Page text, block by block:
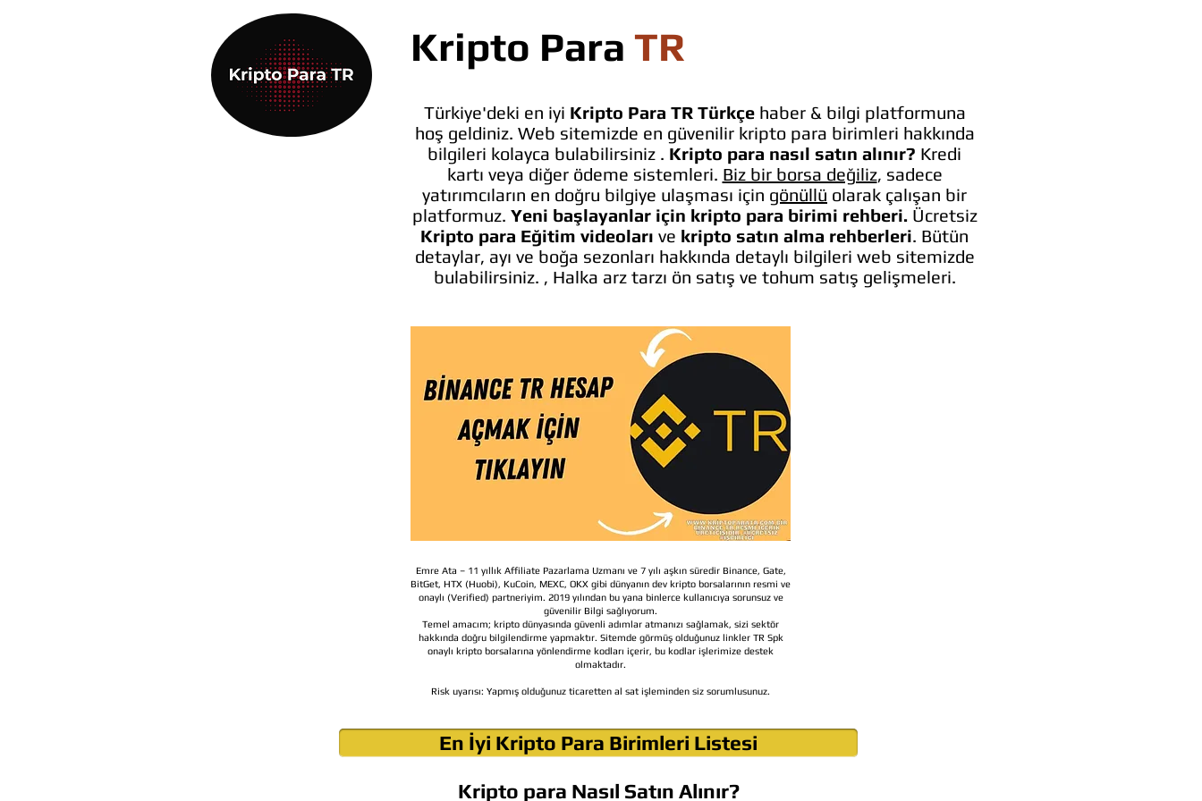
Kripto Para TR
Türkiye'deki en iyi Kripto Para TR Türkçe haber & bilgi platformuna
hoş geldiniz. Web sitemizde en güvenilir kripto para birimleri hakkında
bilgileri kolayca bulabilirsiniz . Kripto para nasıl satın alınır? Kredi
kartı veya diğer ödeme sistemleri. Biz bir borsa değiliz, sadece
yatırımcıların en doğru bilgiye ulaşması için gönüllü olarak çalışan bir
platformuz. Yeni başlayanlar için kripto para birimi rehberi. Ücretsiz
Kripto para Eğitim videoları ve kripto satın alma rehberleri. Bütün
detaylar, ayı ve boğa sezonları hakkında detaylı bilgileri web sitemizde
bulabilirsiniz. , Halka arz tarzı ön satış ve tohum satış gelişmeleri.
Emre Ata – 11 yıllık Affiliate Pazarlama Uzmanı ve 7 yılı aşkın süredir Binance, Gate,
BitGet, HTX (Huobi), KuCoin, MEXC, OKX gibi dünyanın dev kripto borsalarının resmi ve
onaylı (Verified) partneriyim. 2019 yılından bu yana binlerce kullanıcıya sorunsuz ve
güvenilir Bilgi sağlıyorum.
Temel amacım; kripto dünyasında güvenli adımlar atmanızı sağlamak, sizi sektör
hakkında doğru bilgilendirme yapmaktır. Sitemde görmüş olduğunuz linkler TR Spk
onaylı kripto borsalarına yönlendirme kodları içerir, bu kodlar işlerimize destek
olmaktadır.
Risk uyarısı: Yapmış olduğunuz ticaretten al sat işleminden siz sorumlusunuz.
En İyi Kripto Para Birimleri Listesi
Kripto para Nasıl Satın Alınır?